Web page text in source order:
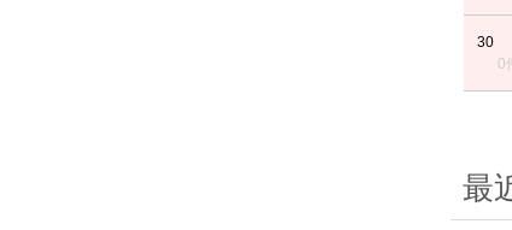
30
0
最